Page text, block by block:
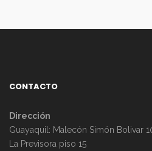
CONTACTO
Dirección
Guayaquil: Malecón Simón Bolivar
La Previsora piso 15